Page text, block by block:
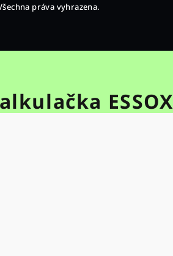
práva vyhrazena.
ESSOX